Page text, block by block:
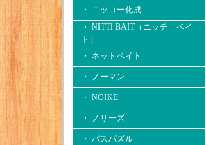
・ ニッコー化成
・ NITTI BAIT（ニッチ ベイ
ト）
・ ネットベイト
・ ノーマン
・ NOIKE
・ ノリーズ
・ バスパズル